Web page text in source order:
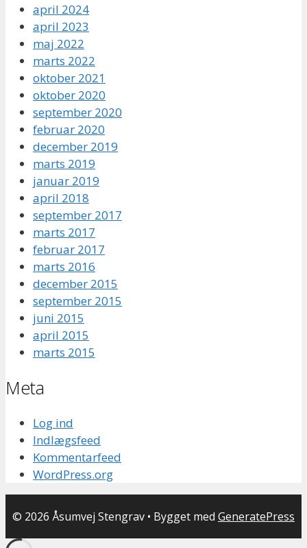
april 2024
april 2023
maj 2022
marts 2022
oktober 2021
oktober 2020
september 2020
februar 2020
december 2019
marts 2019
januar 2019
april 2018
september 2017
marts 2017
februar 2017
marts 2016
december 2015
september 2015
juni 2015
april 2015
marts 2015
Meta
Log ind
Indlægsfeed
Kommentarfeed
WordPress.org
© 2026 Åsumvej Stengrav • Bygget med GeneratePress